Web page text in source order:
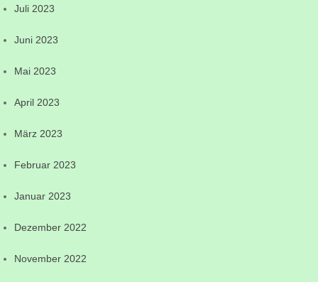
Juli 2023
Juni 2023
Mai 2023
April 2023
März 2023
Februar 2023
Januar 2023
Dezember 2022
November 2022